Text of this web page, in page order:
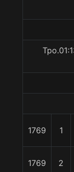
1769 1
1769 2